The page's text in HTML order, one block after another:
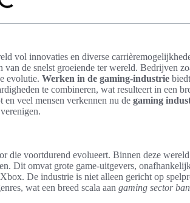
vol innovaties en diverse
de snelst groeiende ter wereld. Bedrijven
evolutie. Werken in de gaming-industrie biedt
te combineren, wat resulteert in een
veel mensen verkennen nu de gaming
die voortdurend evolueert. Binnen deze
Dit omvat grote game-uitgevers,
De industrie is niet alleen gericht op
wat een breed scala aan gaming sector